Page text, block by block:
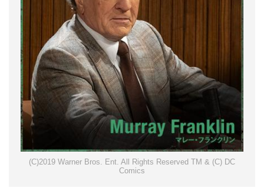
(C)2019 Warner Bros. Ent. All Rights Reserved TM & (C) DC
Comics